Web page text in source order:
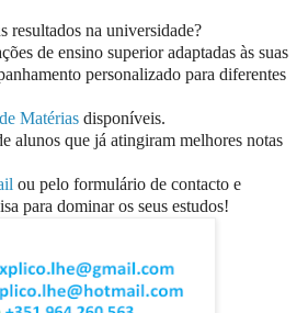
resultados na universidade?
de ensino superior adaptadas às suas
personalizado para diferentes
Matérias disponíveis.
alunos que já atingiram melhores notas
ou pelo formulário de contacto e
para dominar os seus estudos!